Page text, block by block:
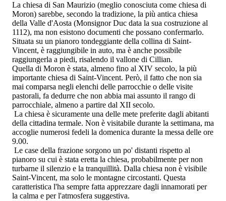
La chiesa di San Maurizio (meglio conosciuta come chiesa di
Moron) sarebbe, secondo la tradizione, la più antica chiesa
della Valle d'Aosta (Monsignor Duc data la sua costruzione al
1112), ma non esistono documenti che possano confermarlo.
Situata su un pianoro tondeggiante della collina di Saint-
Vincent, è raggiungibile in auto, ma è anche possibile
raggiungerla a piedi, risalendo il vallone di Cillian.
Quella di Moron è stata, almeno fino al XIV secolo, la più
importante chiesa di Saint-Vincent. Però, il fatto che non sia
mai comparsa negli elenchi delle parrocchie o delle visite
pastorali, fa dedurre che non abbia mai assunto il rango di
parrocchiale, almeno a partire dal XII secolo.
La chiesa è sicuramente una delle mete preferite dagli abitanti
della cittadina termale. Non è visitabile durante la settimana, ma
accoglie numerosi fedeli la domenica durante la messa delle ore
9.00.
Le case della frazione sorgono un po' distanti rispetto al
pianoro su cui è stata eretta la chiesa, probabilmente per non
turbarne il silenzio e la tranquillità. Dalla chiesa non è visibile
Saint-Vincent, ma solo le montagne circostanti. Questa
caratteristica l'ha sempre fatta apprezzare dagli innamorati per
la calma e per l'atmosfera suggestiva.